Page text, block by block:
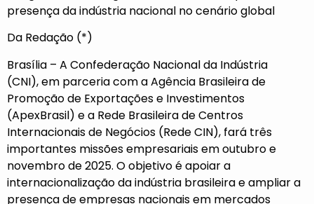
presença da indústria nacional no cenário global
Da Redação (*)
Brasília – A Confederação Nacional da Indústria
(CNI),em parceria com a Agência Brasileira de
Promoção de Exportações e Investimentos
(ApexBrasil) e a Rede Brasileira de Centros
Internacionais de Negócios (Rede CIN), fará três
importantes missões empresariais em outubro e
novembro de 2025. O objetivo é apoiar a
internacionalização da indústria brasileira e ampliar a
presença de empresas nacionais em mercados